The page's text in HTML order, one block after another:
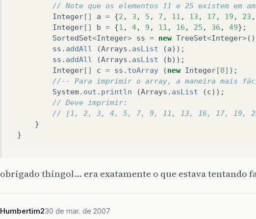
// Note que os elementos 11 e 25 existem em
Integer[] a = {2 , 3 , 5 , 7 , 11 , 13 , 17 , 19 , 23 ,
Integer[] b = {1 , 4, 9 , 11 , 16 , 25 , 36 , 49};
SortedSet<Integer> ss = new TreeSet<Integer>
ss . addAll (Arrays . asList (a));
ss . addAll (Arrays . asList (b));
Integer[] c = ss . toArray (new Integer[0] );
//-- Para imprimir o array, a maneira mais
System. out . println (Arrays . asList (c));
// Deve imprimir:
// [1, 2, 3, 4, 5, 7, 9, 11, 13, 16, 17, 19,
}
}
obrigado thingol… era exatamente o que estava tentando
Humbertim230 de mar. de 2007